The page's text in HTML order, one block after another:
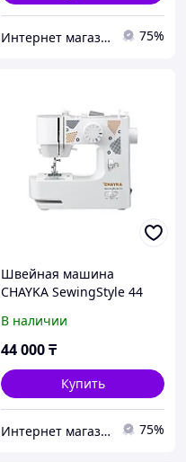
Интернет магазин "Техника" 75%
Швейная машина
CHAYKA SewingStyle 44
В наличии
44 000₸
Купить
Интернет магазин "Техника" 75%